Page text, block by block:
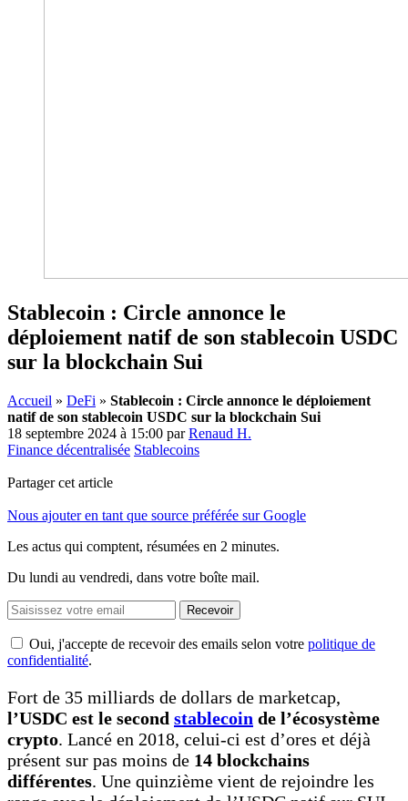
Stablecoin : Circle annonce le
déploiement natif de son stablecoin USDC
sur la blockchain Sui
Accueil » DeFi » Stablecoin : Circle annonce le déploiement
natif de son stablecoin USDC sur la blockchain Sui
18 septembre 2024 à 15:00 parRenaud H.
Finance décentralisée Stablecoins
Partager cet article
Nous ajouter en tant que source préférée sur Google
Les actus qui comptent, résumées en 2 minutes.
Du lundi au vendredi, dans votre boîte mail.
Recevoir
Oui, j'accepte de recevoir des emails selon votre politique de
confidentialité.
Fort de 35 milliards de dollars de marketcap,
l’USDC est le second stablecoin de l’écosystème
crypto. Lancé en 2018, celui-ci est d’ores et déjà
présent sur pas moins de 14 blockchains
différentes. Une quinzième vient de rejoindre les